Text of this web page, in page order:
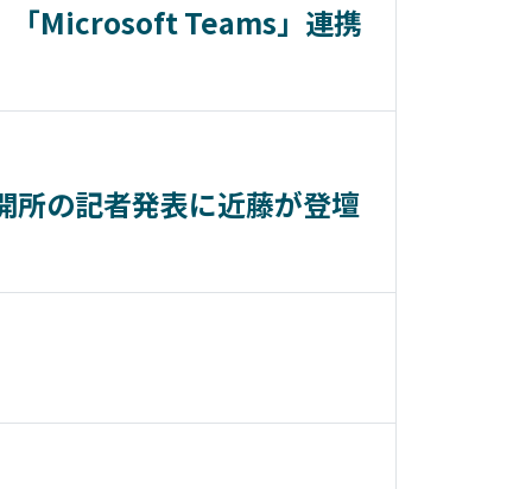
「Microsoft Teams」連携
所の記者発表に近藤が登壇